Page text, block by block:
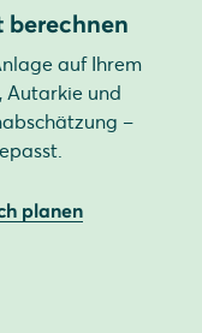
auf Ihrem
Autarkie und
–
planen